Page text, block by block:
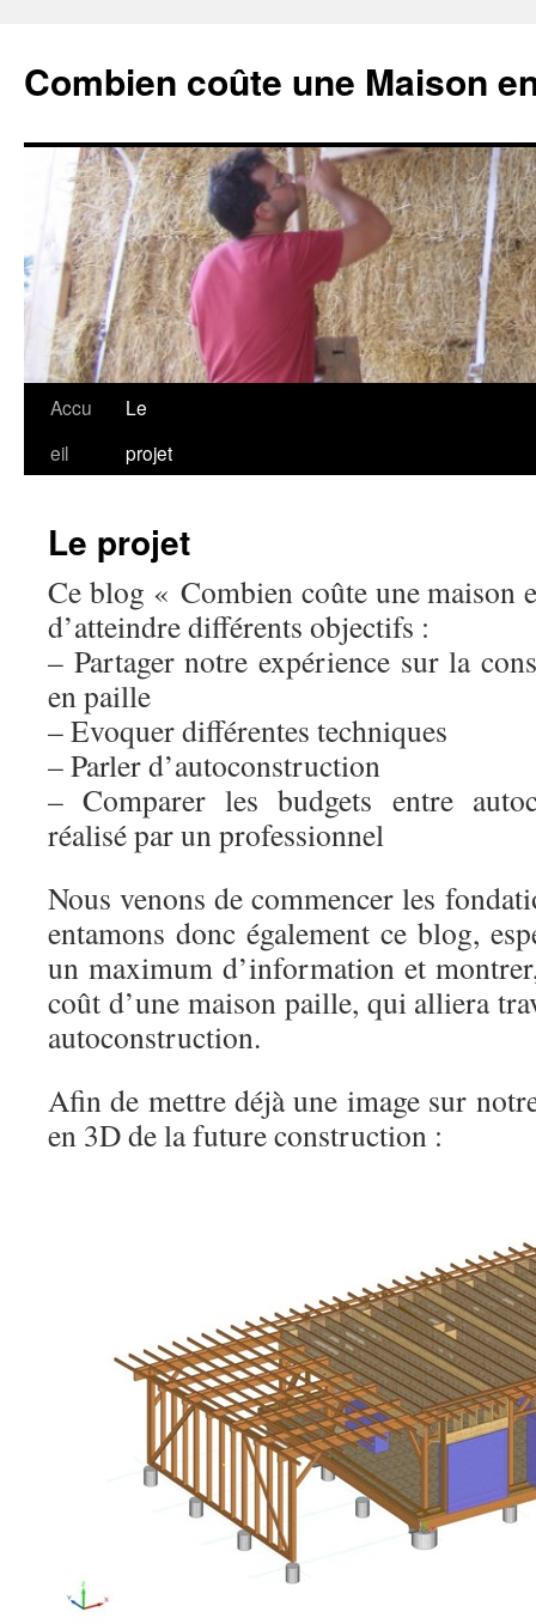
Combien coûte une Maison
Aller
Accu
eil
Le
projet
Le projet
Ce blog « Combien coûte une maison
d’atteindre différents objectifs :
– Partager notre expérience sur la
en paille
– Evoquer différentes techniques
– Parler d’autoconstruction
– Comparer les budgets entre
réalisé par un professionnel
Nous venons de commencer les
entamons donc également ce blog,
un maximum d’information et
coût d’une maison paille, qui alliera
autoconstruction.
Afin de mettre déjà une image sur
en 3D de la future construction :